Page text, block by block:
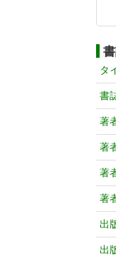
タ
書
著
著
著
著
出
出